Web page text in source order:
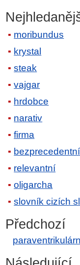
moribundus
krystal
steak
vajgar
hrdobce
narativ
firma
bezprecedentní
relevantní
oligarcha
slovník cizích
Předchozí